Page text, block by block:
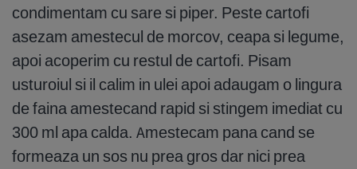
condimentam cu sare si piper. Peste cartofi
asezam amestecul de morcov, ceapa si legume,
apoi acoperim cu restul de cartofi. Pisam
usturoiul si il calim in ulei apoi adaugam o lingura
de faina amestecand rapid si stingem imediat cu
300 ml apa calda. Amestecam pana cand se
formeaza un sos nu prea gros dar nici prea